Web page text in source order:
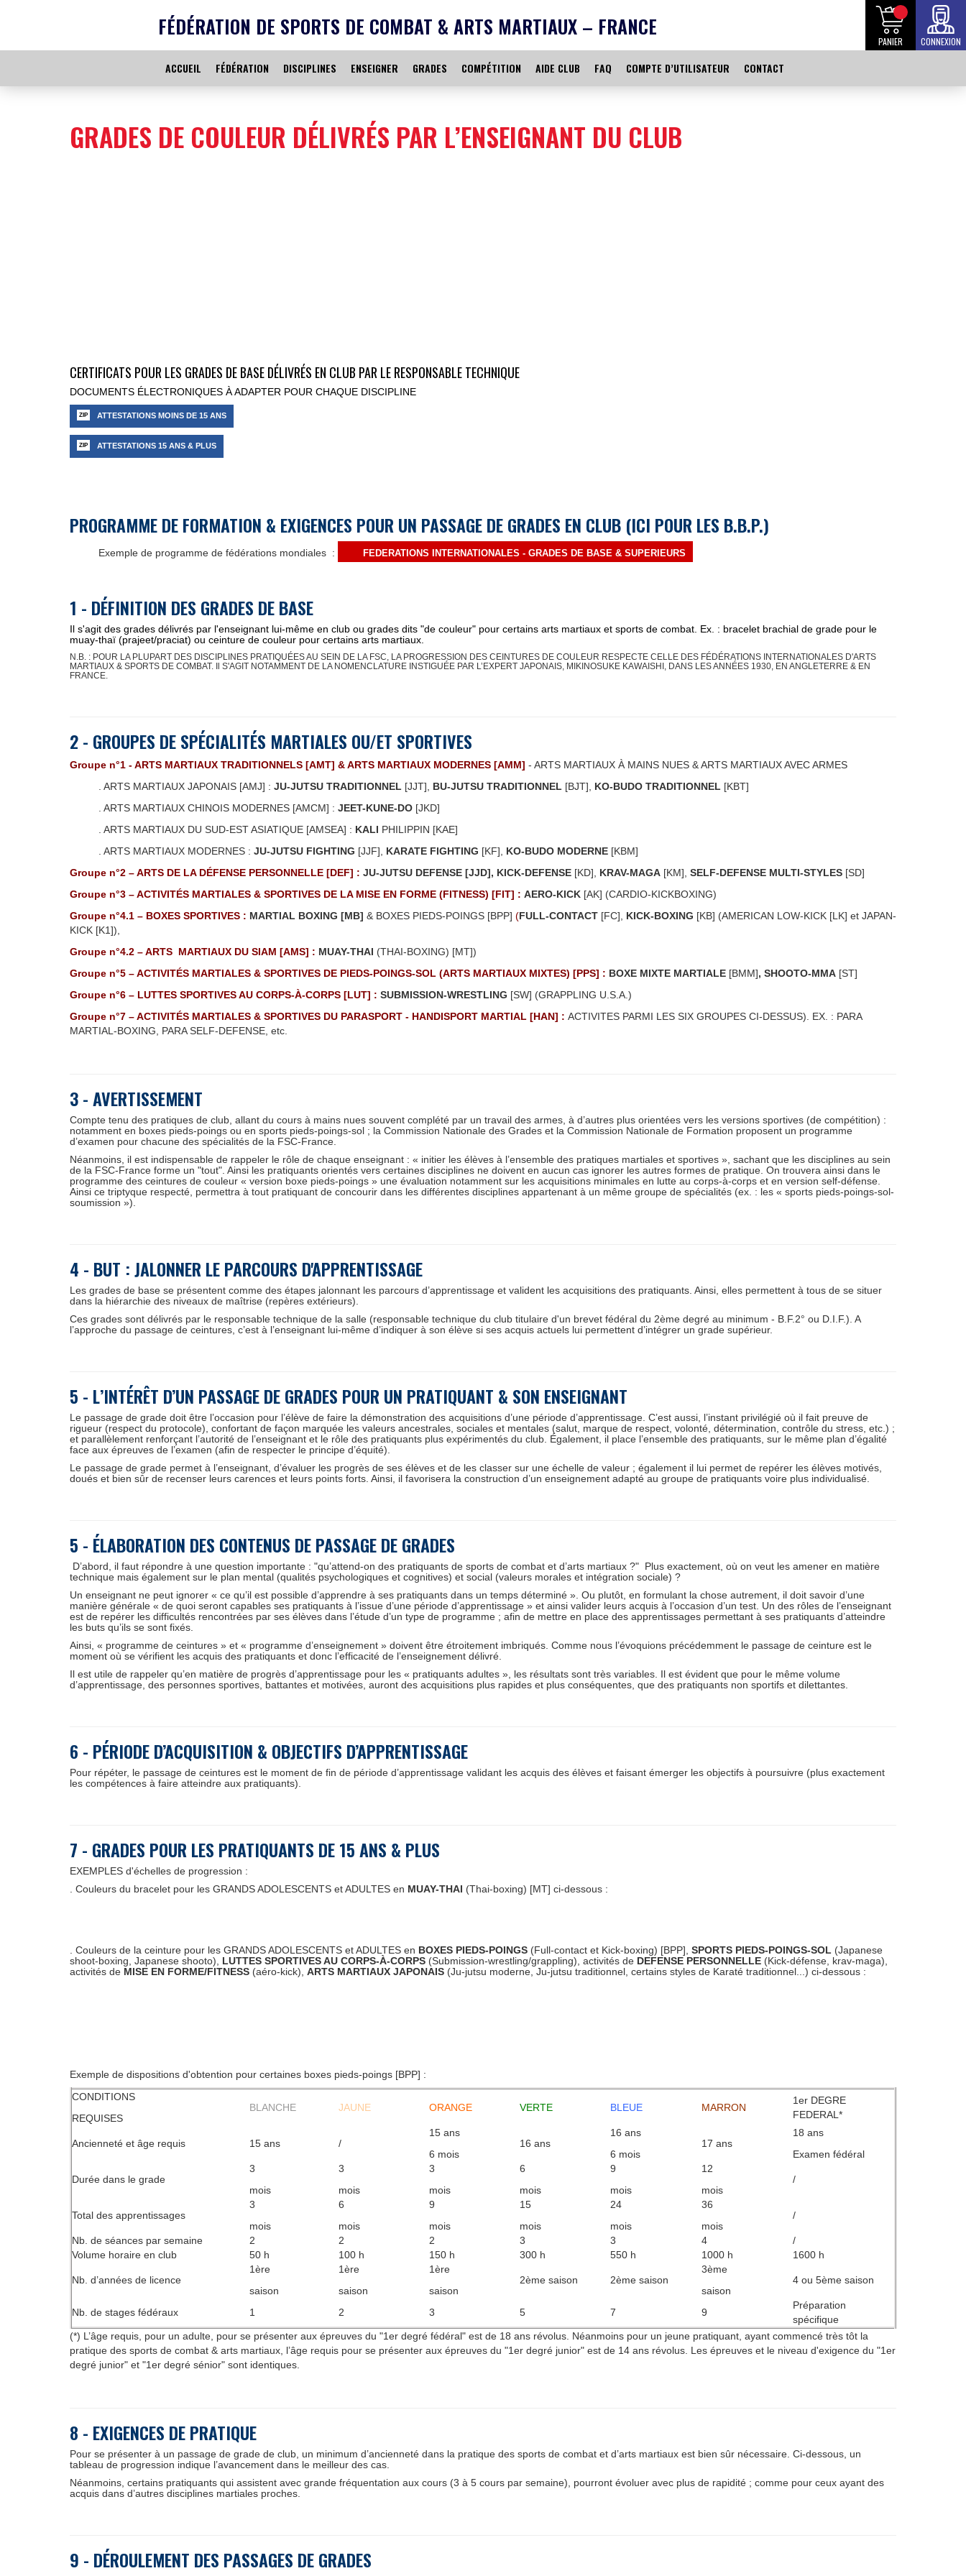
FÉDÉRATION DE SPORTS DE COMBAT & ARTS MARTIAUX – FRANCE
PANIER CONNEXION
ACCUEIL FÉDÉRATION DISCIPLINES ENSEIGNER GRADES COMPÉTITION AIDE CLUB FAQ COMPTE D’UTILISATEUR CONTACT
GRADES DE COULEUR DÉLIVRÉS PAR L’ENSEIGNANT DU CLUB
CERTIFICATS POUR LES GRADES DE BASEDÉLIVRÉS EN CLUB PAR LE RESPONSABLE TECHNIQUE
DOCUMENTS ÉLECTRONIQUES À ADAPTER POUR CHAQUE DISCIPLINE
ATTESTATIONS MOINS DE 15 ANS
ATTESTATIONS 15 ANS & PLUS
PROGRAMME DE FORMATION & EXIGENCES POUR UN PASSAGE DE GRADES EN CLUB (ICI POUR LES B.B.P.)
Exemple de programme de fédérations mondiales : FEDERATIONS INTERNATIONALES - GRADES DE BASE & SUPERIEURS
1 - DÉFINITION DES GRADES DE BASE
Il s'agit des grades délivrés par l'enseignant lui-même en club ou grades dits "de couleur" pour certains arts martiaux et sports de combat. Ex. : bracelet brachial de grade pour le
muay-thaï (prajeet/praciat) ou ceinture de couleur pour certains arts martiaux.
N.B. : POUR LA PLUPART DES DISCIPLINES PRATIQUÉES AU SEIN DE LA FSC, LA PROGRESSION DES CEINTURES DE COULEUR RESPECTE CELLE DES FÉDÉRATIONS INTERNATIONALES D'ARTS
MARTIAUX & SPORTS DE COMBAT. Il S'AGIT NOTAMMENT DE LA NOMENCLATURE INSTIGUÉE PAR L’EXPERT JAPONAIS, MIKINOSUKE KAWAISHI, DANS LES ANNÉES 1930, EN ANGLETERRE & EN
FRANCE.
2 - GROUPES DE SPÉCIALITÉS MARTIALES OU/ET SPORTIVES
Groupe n°1 - ARTS MARTIAUX TRADITIONNELS [AMT] & ARTS MARTIAUX MODERNES [AMM] - ARTS MARTIAUX À MAINS NUES & ARTS MARTIAUX AVEC ARMES
. ARTS MARTIAUX JAPONAIS [AMJ] : JU-JUTSU TRADITIONNEL [JJT], BU-JUTSU TRADITIONNEL [BJT], KO-BUDO TRADITIONNEL [KBT]
. ARTS MARTIAUX CHINOIS MODERNES [AMCM] : JEET-KUNE-DO [JKD]
. ARTS MARTIAUX DU SUD-EST ASIATIQUE [AMSEA] : KALI PHILIPPIN [KAE]
. ARTS MARTIAUX MODERNES : JU-JUTSU FIGHTING [JJF], KARATE FIGHTING [KF], KO-BUDO MODERNE [KBM]
Groupe n°2 – ARTS DE LA DÉFENSE PERSONNELLE [DEF] : JU-JUTSU DEFENSE [JJD], KICK-DEFENSE [KD], KRAV-MAGA [KM], SELF-DEFENSE MULTI-STYLES [SD]
Groupe n°3 – ACTIVITÉS MARTIALES & SPORTIVES DE LA MISE EN FORME (FITNESS) [FIT] : AERO-KICK [AK] (CARDIO-KICKBOXING)
Groupe n°4.1 – BOXES SPORTIVES : MARTIAL BOXING [MB] & BOXES PIEDS-POINGS [BPP] (FULL-CONTACT [FC], KICK-BOXING [KB] (AMERICAN LOW-KICK [LK] et JAPAN-
KICK [K1]),
Groupe n°4.2 – ARTS MARTIAUX DU SIAM [AMS] : MUAY-THAI (THAI-BOXING) [MT])
Groupe n°5 – ACTIVITÉS MARTIALES & SPORTIVES DE PIEDS-POINGS-SOL (ARTS MARTIAUX MIXTES) [PPS] : BOXE MIXTE MARTIALE [BMM], SHOOTO-MMA [ST]
Groupe n°6 – LUTTES SPORTIVES AU CORPS-À-CORPS [LUT] : SUBMISSION-WRESTLING [SW] (GRAPPLING U.S.A.)
Groupe n°7 – ACTIVITÉS MARTIALES & SPORTIVES DU PARASPORT - HANDISPORT MARTIAL [HAN] : ACTIVITES PARMI LES SIX GROUPES CI-DESSUS). EX. : PARA
MARTIAL-BOXING, PARA SELF-DEFENSE, etc.
3 - AVERTISSEMENT
Compte tenu des pratiques de club, allant du cours à mains nues souvent complété par un travail des armes, à d’autres plus orientées vers les versions sportives (de compétition) :
notamment en boxes pieds-poings ou en sports pieds-poings-sol ; la Commission Nationale des Grades et la Commission Nationale de Formation proposent un programme
d’examen pour chacune des spécialités de la FSC-France.
Néanmoins, il est indispensable de rappeler le rôle de chaque enseignant : « initier les élèves à l’ensemble des pratiques martiales et sportives », sachant que les disciplines au sein
de la FSC-France forme un "tout". Ainsi les pratiquants orientés vers certaines disciplines ne doivent en aucun cas ignorer les autres formes de pratique. On trouvera ainsi dans le
programme des ceintures de couleur « version boxe pieds-poings » une évaluation notamment sur les acquisitions minimales en lutte au corps-à-corps et en version self-défense.
Ainsi ce triptyque respecté, permettra à tout pratiquant de concourir dans les différentes disciplines appartenant à un même groupe de spécialités (ex. : les « sports pieds-poings-sol-
soumission »).
4 - BUT : JALONNER LE PARCOURS D'APPRENTISSAGE
Les grades de base se présentent comme des étapes jalonnant les parcours d’apprentissage et valident les acquisitions des pratiquants. Ainsi, elles permettent à tous de se situer
dans la hiérarchie des niveaux de maîtrise (repères extérieurs).
Ces grades sont délivrés par le responsable technique de la salle (responsable technique du club titulaire d'un brevet fédéral du 2ème degré au minimum - B.F.2° ou D.I.F.). A
l’approche du passage de ceintures, c’est à l’enseignant lui-même d’indiquer à son élève si ses acquis actuels lui permettent d’intégrer un grade supérieur.
5 - L’INTÉRÊT D’UN PASSAGE DE GRADES POUR UN PRATIQUANT & SON ENSEIGNANT
Le passage de grade doit être l’occasion pour l’élève de faire la démonstration des acquisitions d’une période d’apprentissage. C’est aussi, l’instant privilégié où il fait preuve de
rigueur (respect du protocole), confortant de façon marquée les valeurs ancestrales, sociales et mentales (salut, marque de respect, volonté, détermination, contrôle du stress, etc.) ;
et parallèlement renforçant l’autorité de l’enseignant et le rôle des pratiquants plus expérimentés du club. Également, il place l’ensemble des pratiquants, sur le même plan d’égalité
face aux épreuves de l’examen (afin de respecter le principe d’équité).
Le passage de grade permet à l’enseignant, d’évaluer les progrès de ses élèves et de les classer sur une échelle de valeur ; également il lui permet de repérer les élèves motivés,
doués et bien sûr de recenser leurs carences et leurs points forts. Ainsi, il favorisera la construction d’un enseignement adapté au groupe de pratiquants voire plus individualisé.
5 - ÉLABORATION DES CONTENUS DE PASSAGE DE GRADES
D’abord, il faut répondre à une question importante : "qu’attend-on des pratiquants de sports de combat et d’arts martiaux ?" Plus exactement, où on veut les amener en matière
technique mais également sur le plan mental (qualités psychologiques et cognitives) et social (valeurs morales et intégration sociale) ?
Un enseignant ne peut ignorer « ce qu’il est possible d’apprendre à ses pratiquants dans un temps déterminé ». Ou plutôt, en formulant la chose autrement, il doit savoir d’une
manière générale « de quoi seront capables ses pratiquants à l’issue d’une période d’apprentissage » et ainsi valider leurs acquis à l’occasion d’un test. Un des rôles de l’enseignant
est de repérer les difficultés rencontrées par ses élèves dans l’étude d’un type de programme ; afin de mettre en place des apprentissages permettant à ses pratiquants d’atteindre
les buts qu’ils se sont fixés.
Ainsi, « programme de ceintures » et « programme d’enseignement » doivent être étroitement imbriqués. Comme nous l’évoquions précédemment le passage de ceinture est le
moment où se vérifient les acquis des pratiquants et donc l’efficacité de l’enseignement délivré.
Il est utile de rappeler qu’en matière de progrès d’apprentissage pour les « pratiquants adultes », les résultats sont très variables. Il est évident que pour le même volume
d’apprentissage, des personnes sportives, battantes et motivées, auront des acquisitions plus rapides et plus conséquentes, que des pratiquants non sportifs et dilettantes.
6 - PÉRIODE D’ACQUISITION & OBJECTIFS D’APPRENTISSAGE
Pour répéter, le passage de ceintures est le moment de fin de période d’apprentissage validant les acquis des élèves et faisant émerger les objectifs à poursuivre (plus exactement
les compétences à faire atteindre aux pratiquants).
7 - GRADES POUR LES PRATIQUANTS DE 15 ANS & PLUS
EXEMPLES d'échelles de progression :
. Couleurs du bracelet pour les GRANDS ADOLESCENTS et ADULTES en MUAY-THAI (Thai-boxing) [MT] ci-dessous :
. Couleurs de la ceinture pour les GRANDS ADOLESCENTS et ADULTES en BOXES PIEDS-POINGS (Full-contact et Kick-boxing) [BPP], SPORTS PIEDS-POINGS-SOL (Japanese
shoot-boxing, Japanese shooto), LUTTES SPORTIVES AU CORPS-À-CORPS (Submission-wrestling/grappling), activités de DEFENSE PERSONNELLE (Kick-défense, krav-maga),
activités de MISE EN FORME/FITNESS (aéro-kick), ARTS MARTIAUX JAPONAIS (Ju-jutsu moderne, Ju-jutsu traditionnel, certains styles de Karaté traditionnel...) ci-dessous :
Exemple de dispositions d'obtention pour certaines boxes pieds-poings [BPP] :
CONDITIONS
REQUISES
BLANCHE JAUNE ORANGE VERTE BLEUE MARRON
1er DEGRE
FEDERAL*
Ancienneté et âge requis 15 ans /
15 ans
6 mois
16 ans
16 ans
6 mois
17 ans
18 ans
Examen fédéral
Durée dans le grade
3
mois
3
mois
3
mois
6
mois
9
mois
12
mois
/
Total des apprentissages
3
mois
6
mois
9
mois
15
mois
24
mois
36
mois
/
Nb. de séances par semaine 2 2 2 3 3 4
/
Volume horaire en club
50 h 100 h 150 h 300 h 550 h 1000 h 1600 h
Nb. d’années de licence
1ère
saison
1ère
saison
1ère
saison
2ème saison 2ème saison
3ème
saison
4 ou 5ème saison
Nb. de stages fédéraux 1 2 3 5 7 9
Préparation
spécifique
(*) L’âge requis, pour un adulte, pour se présenter aux épreuves du "1er degré fédéral" est de 18 ans révolus. Néanmoins pour un jeune pratiquant, ayant commencé très tôt la
pratique des sports de combat & arts martiaux, l’âge requis pour se présenter aux épreuves du "1er degré junior" est de 14 ans révolus. Les épreuves et le niveau d'exigence du "1er
degré junior" et "1er degré sénior" sont identiques.
8 - EXIGENCES DE PRATIQUE
Pour se présenter à un passage de grade de club, un minimum d’ancienneté dans la pratique des sports de combat et d’arts martiaux est bien sûr nécessaire. Ci-dessous, un
tableau de progression indique l’avancement dans le meilleur des cas.
Néanmoins, certains pratiquants qui assistent avec grande fréquentation aux cours (3 à 5 cours par semaine), pourront évoluer avec plus de rapidité ; comme pour ceux ayant des
acquis dans d’autres disciplines martiales proches.
9 - DÉROULEMENT DES PASSAGES DE GRADES